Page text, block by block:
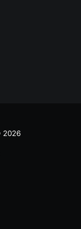
2026